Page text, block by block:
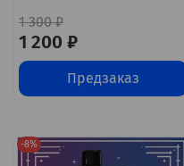
1 300 ₽
1 200 ₽
Предзаказ
-8%